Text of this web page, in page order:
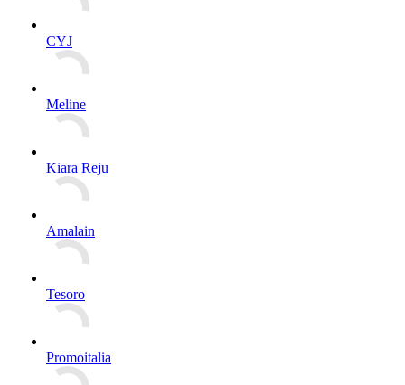
CYJ
Meline
Kiara Reju
Amalain
Tesoro
Promoitalia